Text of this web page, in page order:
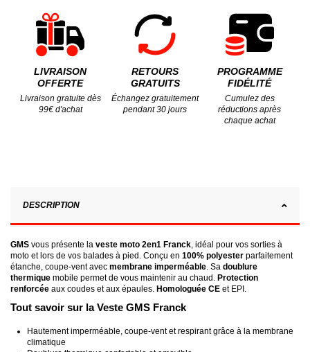
LIVRAISON
OFFERTE
Livraison gratuite dès
99€ d'achat
RETOURS
GRATUITS
Échangez gratuitement
pendant 30 jours
PROGRAMME
FIDÉLITÉ
Cumulez des
réductions après
chaque achat
DESCRIPTION
GMS vous présente la veste moto 2en1 Franck, idéal pour vos sorties à
moto et lors de vos balades à pied. Conçu en 100% polyester parfaitement
étanche, coupe-vent avec membrane imperméable. Sa doublure
thermique mobile permet de vous maintenir au chaud. Protection
renforcée aux coudes et aux épaules. Homologuée CE et EPI.
Tout savoir sur la Veste GMS Franck
Hautement imperméable, coupe-vent et respirant grâce à la membrane
climatique